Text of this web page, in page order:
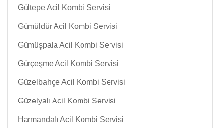
Gültepe Acil Kombi Servisi
Gümüldür Acil Kombi Servisi
Gümüşpala Acil Kombi Servisi
Gürçeşme Acil Kombi Servisi
Güzelbahçe Acil Kombi Servisi
Güzelyalı Acil Kombi Servisi
Harmandalı Acil Kombi Servisi